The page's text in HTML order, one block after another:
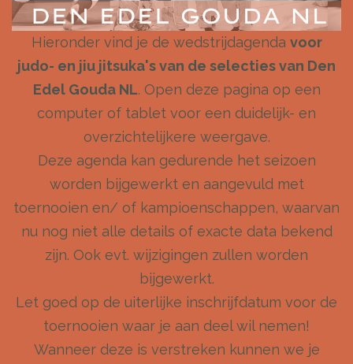
Hieronder vind je de wedstrijdagenda voor
judo- en jiu jitsuka's van de selecties van Den
Edel Gouda NL. Open deze pagina op een
computer of tablet voor een duidelijk- en
overzichtelijkere weergave.
Deze agenda kan gedurende het seizoen
worden bijgewerkt en aangevuld met
toernooien en/ of kampioenschappen, waarvan
nu nog niet alle details of exacte data bekend
zijn. Ook evt. wijzigingen zullen worden
bijgewerkt.
Let goed op de uiterlijke inschrijfdatum voor de
toernooien waar je aan deel wil nemen!
Wanneer deze is verstreken kunnen we je